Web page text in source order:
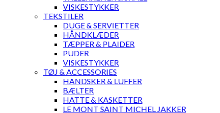
VISKESTYKKER
TEKSTILER
DUGE & SERVIETTER
HÅNDKLÆDER
TÆPPER & PLAIDER
PUDER
VISKESTYKKER
TØJ & ACCESSORIES
HANDSKER & LUFFER
BÆLTER
HATTE & KASKETTER
LE MONT SAINT MICHEL JAKKER